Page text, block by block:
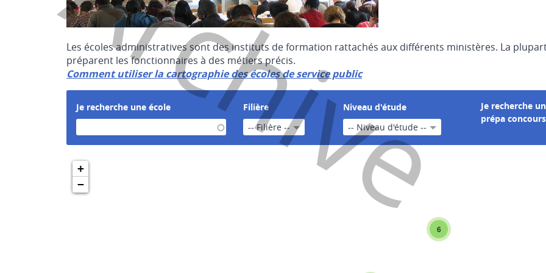
Archive
Les écoles administratives sont des instituts de formation rattachés aux différents ministères. La
préparent les fonctionnaires à des métiers précis.
Comment utiliser la cartographie des écoles de service public
Je recherche une école Filière
-- Filière --
Niveau d'étude
-- Niveau d'étude --
Afficher
Je recherche
prépa concours
6
+
−